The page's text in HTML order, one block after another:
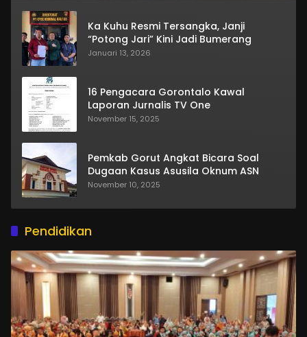
Ka Kuhu Resmi Tersangka, Janji
“Potong Jari” Kini Jadi Bumerang
Januari 13, 2026
16 Pengacara Gorontalo Kawal
Laporan Jurnalis TV One
November 15, 2025
Pemkab Gorut Angkat Bicara Soal
Dugaan Kasus Asusila Oknum ASN
November 10, 2025
Pendidikan